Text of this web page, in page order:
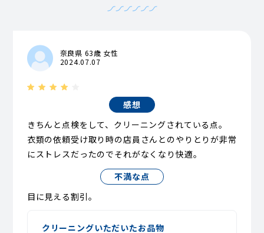
奈良県 63歳 女性
2024.07.07
感想
きちんと点検をして、クリーニングされている点。
衣類の依頼受け取り時の店員さんとのやりとりが非常
にストレスだったのでそれがなくなり快適。
不満な点
目に見える割引。
クリーニングいただいたお品物